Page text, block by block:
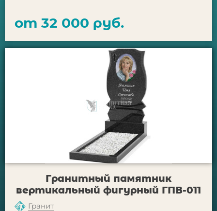
от 32 000 руб.
Гранитный памятник
вертикальный фигурный ГПВ-011
Гранит